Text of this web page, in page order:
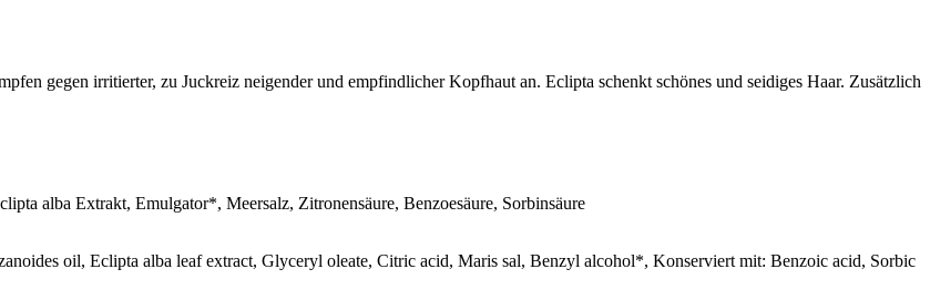
gegen irritierter, zu Juckreiz neigender und empfindlicher Kopfhaut an. Eclipta schenkt schönes und seidiges Haar. Zusätzlich
alba Extrakt, Emulgator*, Meersalz, Zitronensäure, Benzoesäure, Sorbinsäure
oil, Eclipta alba leaf extract, Glyceryl oleate, Citric acid, Maris sal, Benzyl alcohol*, Konserviert mit: Benzoic acid, Sorbic